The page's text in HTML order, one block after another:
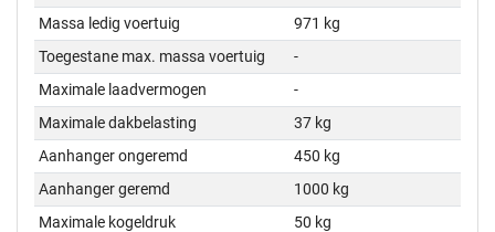
Massa ledig voertuig
971 kg
Toegestane max. massa voertuig
-
Maximale laadvermogen
-
Maximale dakbelasting
37 kg
Aanhanger ongeremd
450 kg
Aanhanger geremd
1000 kg
Maximale kogeldruk
50 kg